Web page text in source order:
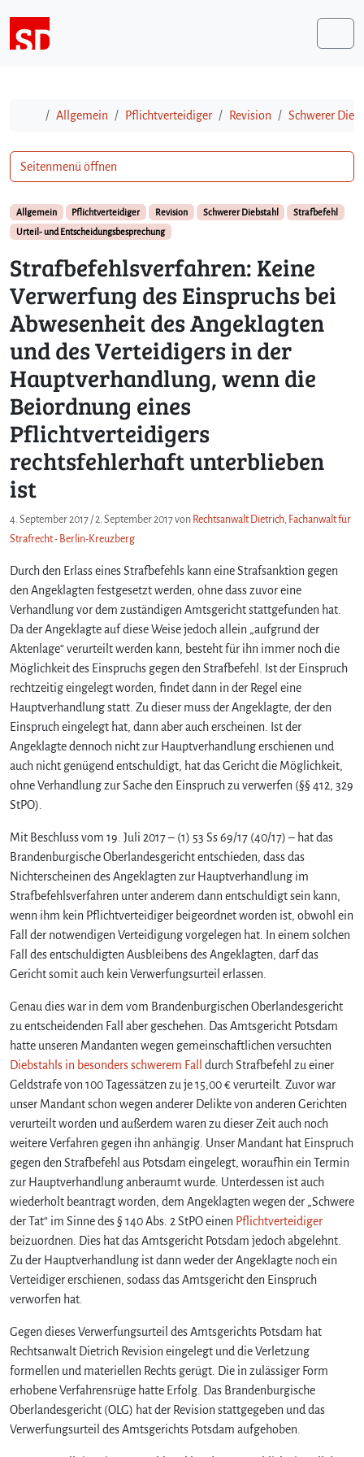
StartAllgemein Pflichtverteidiger Revision Schwerer
Allgemein Pflichtverteidiger Revision Schwerer Diebstahl
Strafbefehl
Urteil- und Entscheidungsbesprechung
Strafbefehlsverfahren: Keine
Verwerfung des Einspruchs bei
Abwesenheit des Angeklagten
und des Verteidigers in der
Hauptverhandlung, wenn die
Beiordnung eines
Pflichtverteidigers
rechtsfehlerhaft unterblieben
ist
4. September 2017 /2. September 2017von Rechtsanwalt Dietrich, Fachanwalt für
Strafrecht - Berlin-Kreuzberg
Durch den Erlass eines Strafbefehls kann eine Strafsanktion gegen
den Angeklagten festgesetzt werden, ohne dass zuvor eine
Verhandlung vor dem zuständigen Amtsgericht stattgefunden hat.
Da der Angeklagte auf diese Weise jedoch allein „aufgrund der
Aktenlage“ verurteilt werden kann, besteht für ihn immer noch die
Möglichkeit des Einspruchs gegen den Strafbefehl. Ist der Einspruch
rechtzeitig eingelegt worden, findet dann in der Regel eine
Hauptverhandlung statt. Zu dieser muss der Angeklagte, der den
Einspruch eingelegt hat, dann aber auch erscheinen. Ist der
Angeklagte dennoch nicht zur Hauptverhandlung erschienen und
auch nicht genügend entschuldigt, hat das Gericht die Möglichkeit,
ohne Verhandlung zur Sache den Einspruch zu verwerfen (§§ 412, 329
StPO).
Mit Beschluss vom 19. Juli 2017 – (1) 53 Ss 69/17 (40/17) – hat das
Brandenburgische Oberlandesgericht entschieden, dass das
Nichterscheinen des Angeklagten zur Hauptverhandlung im
Strafbefehlsverfahren unter anderem dann entschuldigt sein kann,
wenn ihm kein Pflichtverteidiger beigeordnet worden ist, obwohl ein
Fall der notwendigen Verteidigung vorgelegen hat. In einem solchen
Fall des entschuldigten Ausbleibens des Angeklagten, darf das
Gericht somit auch kein Verwerfungsurteil erlassen.
Genau dies war in dem vom Brandenburgischen Oberlandesgericht
zu entscheidenden Fall aber geschehen. Das Amtsgericht Potsdam
hatte unseren Mandanten wegen gemeinschaftlichen versuchten
Diebstahls in besonders schwerem Fall
durch Strafbefehl zu einer
Geldstrafe von 100 Tagessätzen zu je 15,00 € verurteilt. Zuvor war
unser Mandant schon wegen anderer Delikte von anderen Gerichten
verurteilt worden und außerdem waren zu dieser Zeit auch noch
weitere Verfahren gegen ihn anhängig. Unser Mandant hat Einspruch
gegen den Strafbefehl aus Potsdam eingelegt, woraufhin ein Termin
zur Hauptverhandlung anberaumt wurde. Unterdessen ist auch
wiederholt beantragt worden, dem Angeklagten wegen der „Schwere
der Tat“ im Sinne des § 140 Abs. 2 StPO einen Pflichtverteidiger
beizuordnen. Dies hat das Amtsgericht Potsdam jedoch abgelehnt.
Zu der Hauptverhandlung ist dann weder der Angeklagte noch ein
Verteidiger erschienen, sodass das Amtsgericht den Einspruch
verworfen hat.
Gegen dieses Verwerfungsurteil des Amtsgerichts Potsdam hat
Rechtsanwalt Dietrich Revision eingelegt und die Verletzung
formellen und materiellen Rechts gerügt. Die in zulässiger Form
erhobene Verfahrensrüge hatte Erfolg. Das Brandenburgische
Oberlandesgericht (OLG) hat der Revision stattgegeben und das
Verwerfungsurteil des Amtsgerichts Potsdam aufgehoben.
Seitenmenü öffnen